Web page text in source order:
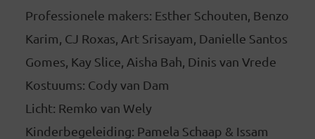
Professionele makers: Esther Schouten, Benzo
Karim, CJ Roxas, Art Srisayam, Danielle Santos
Gomes, Kay Slice, Aisha Bah, Dinis van Vrede
Kostuums: Cody van Dam
Licht: Remko van Wely
Kinderbegeleiding: Pamela Schaap & Issam